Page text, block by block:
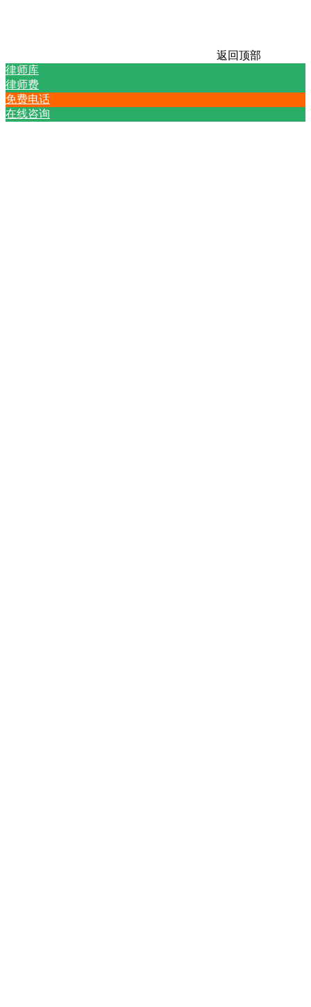
返回顶部
律师库
律师费
免费电话
在线咨询